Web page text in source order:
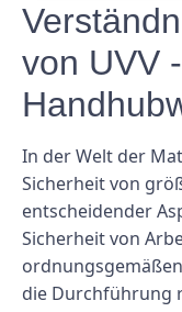
von UVV
In der Welt der
Sicherheit von
entscheidender
Sicherheit von
die Durchführung